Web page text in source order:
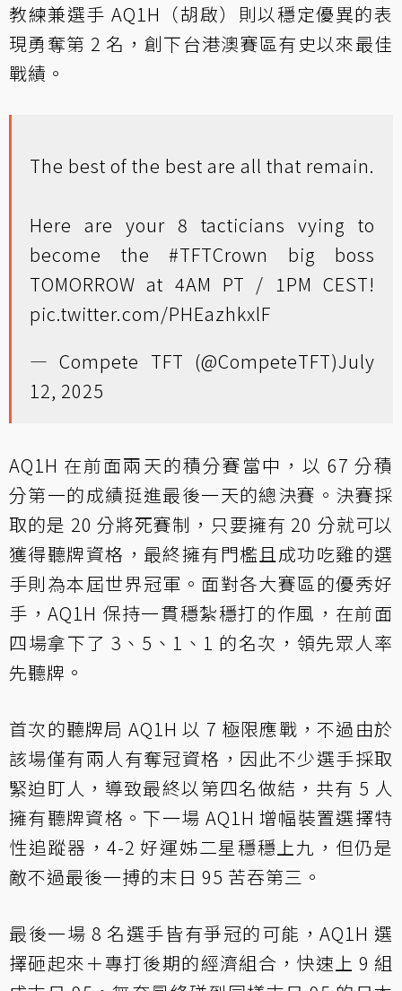
教練兼選手 AQ1H（胡啟）則以穩定優異的表
現勇奪第 2 名，創下台港澳賽區有史以來最佳
戰績。
The best of the best are all that remain.
Here are your 8 tacticians vying to
become the #TFTCrown
big boss
TOMORROW at 4AM PT / 1PM CEST!
pic.twitter.com/PHEazhkxlF
— Compete TFT (@CompeteTFT)July
12, 2025
AQ1H 在前面兩天的積分賽當中，以 67 分積
分第一的成績挺進最後一天的總決賽。決賽採
取的是 20 分將死賽制，只要擁有 20 分就可以
獲得聽牌資格，最終擁有門檻且成功吃雞的選
手則為本屆世界冠軍。面對各大賽區的優秀好
手，AQ1H 保持一貫穩紮穩打的作風，在前面
四場拿下了 3、5、1、1 的名次，領先眾人率
先聽牌。
首次的聽牌局 AQ1H 以 7 極限應戰，不過由於
該場僅有兩人有奪冠資格，因此不少選手採取
緊迫盯人，導致最終以第四名做結，共有 5 人
擁有聽牌資格。下一場 AQ1H 增幅裝置選擇特
性追蹤器，4-2 好運姊二星穩穩上九，但仍是
敵不過最後一搏的末日 95 苦吞第三。
最後一場 8 名選手皆有爭冠的可能，AQ1H 選
擇砸起來＋專打後期的經濟組合，快速上 9 組